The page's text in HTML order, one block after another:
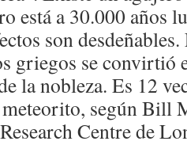
está a 30.000 años
son
griegos se convirtió
la nobleza. Es 12
según Bill
Centre de